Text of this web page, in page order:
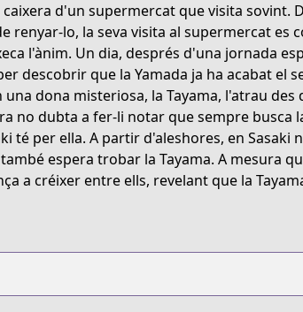
with-you
d'un supermercat que visita sovint.
renyar-lo, la seva visita al supermercat es
l'ànim. Un dia, després d'una jornada
descobrir que la Yamada ja ha acabat el
dona misteriosa, la Tayama, l'atrau
no dubta a fer-li notar que sempre busca
té per ella. A partir d'aleshores, en Sasaki
espera trobar la Tayama. A mesura
a créixer entre ells, revelant que la